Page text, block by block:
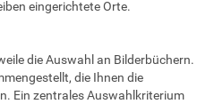
eingerichtete Orte.
die Auswahl an Bilderbüchern.
die Ihnen die
Ein zentrales Auswahlkriterium